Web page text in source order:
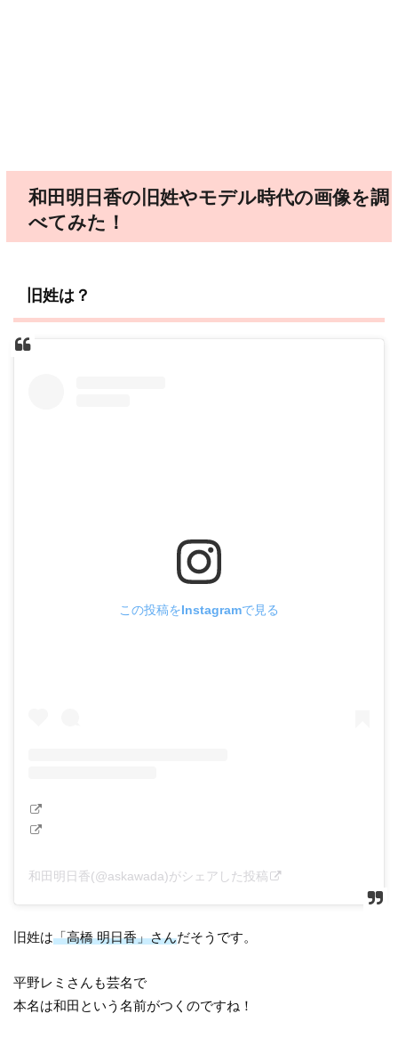
和田明日香の旧姓やモデル時代の画像を調
べてみた！
旧姓は？
この投稿をInstagramで見る
和田明日香(@askawada)がシェアした投稿
旧姓は「高橋 明日香」さんだそうです。
平野レミさんも芸名で
本名は和田という名前がつくのですね！